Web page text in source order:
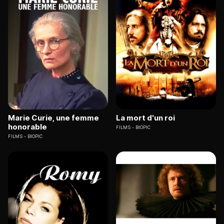
Marie Curie, une femme
honorable
FILMS BIOPIC
La mort d'un roi
FILMS BIOPIC